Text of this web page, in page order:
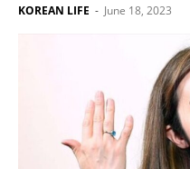
KOREAN LIFE - June 18, 2023